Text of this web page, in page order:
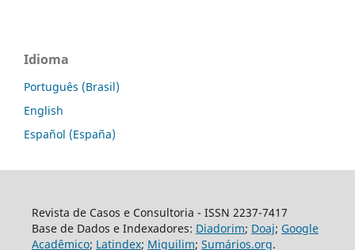
Idioma
Português (Brasil)
English
Español (España)
Revista de Casos e Consultoria - ISSN 2237-7417
Base de Dados e Indexadores: Diadorim; Doaj; Google
Acadêmico; Latindex; Miguilim; Sumários.org.